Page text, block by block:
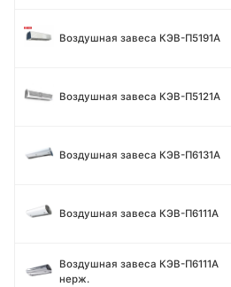
Воздушная завеса КЭВ-П5191А
Воздушная завеса КЭВ-П5121А
Воздушная завеса КЭВ-П6131A
Воздушная завеса КЭВ-П6111A
Воздушная завеса КЭВ-П6111A
нерж.